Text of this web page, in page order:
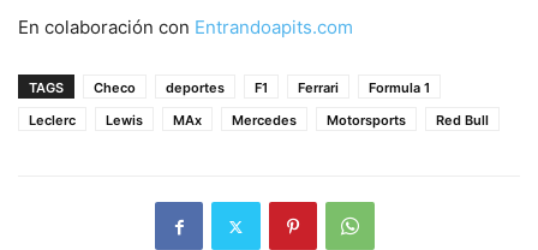
En colaboración con Entrandoapits.com
TAGS Checo deportes F1 Ferrari
Formula 1
Leclerc
Lewis MAx Mercedes Motorsports Red Bull